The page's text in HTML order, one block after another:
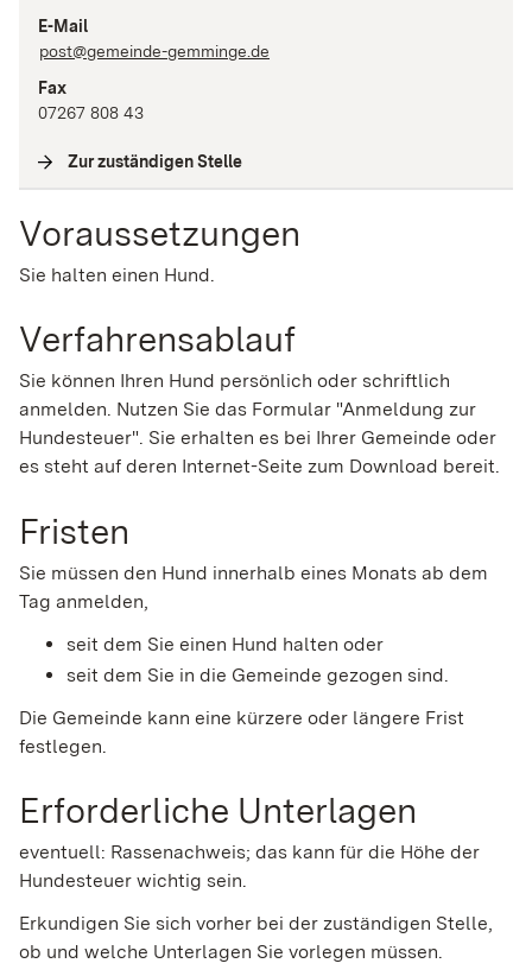
E-Mail
post@gemeinde-gemminge.de
Fax
07267 808 43
Zur zuständigen Stelle
Voraussetzungen
Sie halten einen Hund.
Verfahrensablauf
Sie können Ihren Hund persönlich oder schriftlich
anmelden. Nutzen Sie das Formular "Anmeldung zur
Hundesteuer". Sie erhalten es bei Ihrer Gemeinde oder
es steht auf deren Internet-Seite zum Download bereit.
Fristen
Sie müssen den Hund innerhalb eines Monats ab dem
Tag anmelden,
seit dem Sie einen Hund halten oder
seit dem Sie in die Gemeinde gezogen sind.
Die Gemeinde kann eine kürzere oder längere Frist
festlegen.
Erforderliche Unterlagen
eventuell: Rassenachweis; das kann für die Höhe der
Hundesteuer wichtig sein.
Erkundigen Sie sich vorher bei der zuständigen Stelle,
ob und welche Unterlagen Sie vorlegen müssen.